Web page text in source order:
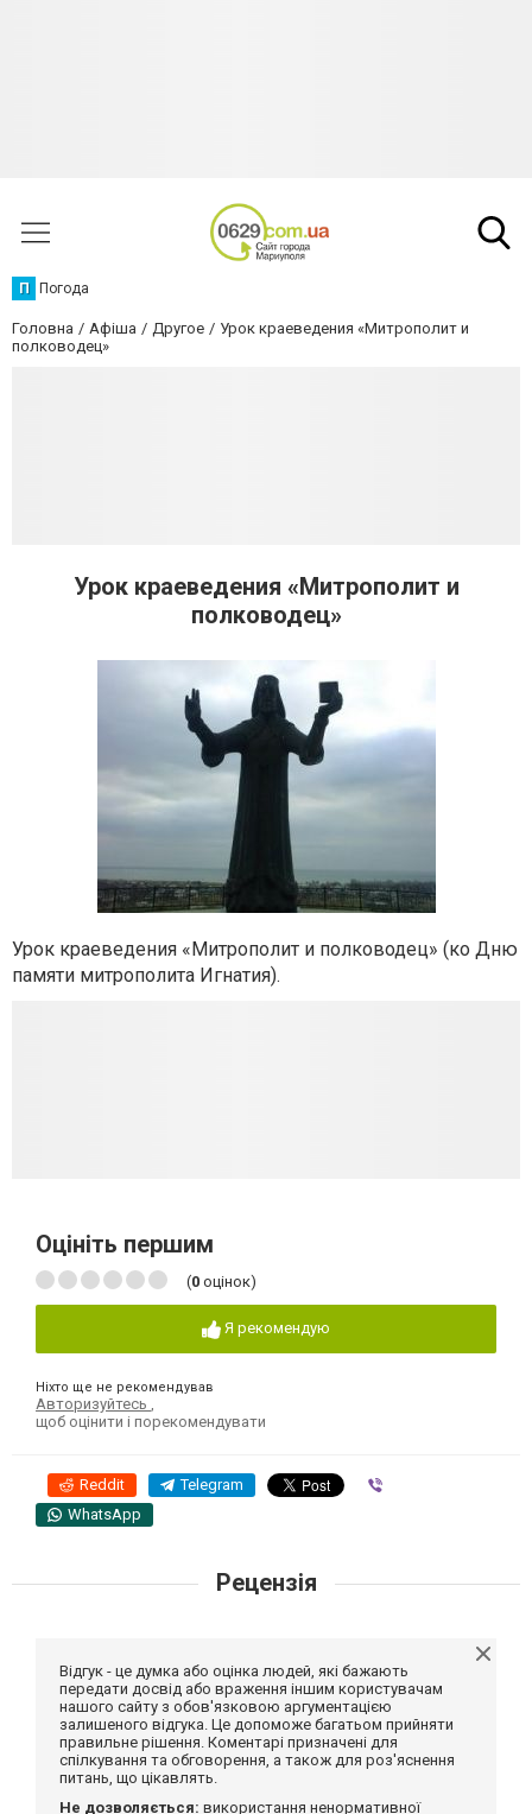
П Погода
Головна Афіша Другое
Урок краеведения «Митрополит и
полководец»
Урок краеведения «Митрополит и
полководец»
Урок краеведения «Митрополит и полководец» (ко Дню
памяти митрополита Игнатия).
Оцініть першим
(0 оцінок)
Я рекомендую
Ніхто ще не рекомендував
Авторизуйтесь
щоб оцінити і порекомендувати
Reddit Telegram
WhatsApp
Рецензія
Відгук - це думка або оцінка людей, які бажають
передати досвід або враження іншим користувачам
нашого сайту з обов'язковою аргументацією
залишеного відгука. Це допоможе багатьом прийняти
правильне рішення. Коментарі призначені для
спілкування та обговорення, а також для роз'яснення
питань, що цікавлять.
Не дозволяється: використання ненормативної